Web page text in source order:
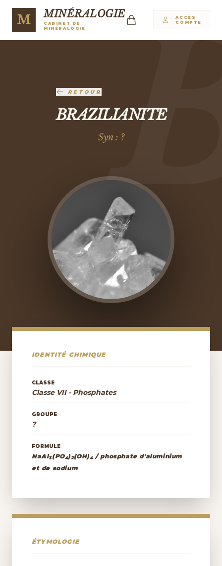
M MINÉRALOGIE
CABINET DE
MINÉRALOGIE
ACCÈS
COMPTE
RETOUR
BRAZILIANITE
Syn : ?
IDENTITÉ CHIMIQUE
CLASSE
Classe VII - Phosphates
GROUPE
?
FORMULE
NaAl3(PO4)2(OH)4/ phosphate d'aluminium
et de sodium
ÉTYMOLOGIE